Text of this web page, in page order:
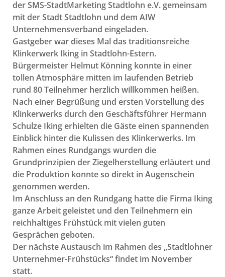
der SMS-StadtMarketing Stadtlohn e.V. gemeinsam
mit der Stadt Stadtlohn und dem AIW
Unternehmensverband eingeladen.
Gastgeber war dieses Mal das traditionsreiche
Klinkerwerk Iking in Stadtlohn-Estern.
Bürgermeister Helmut Könning konnte in einer
tollen Atmosphäre mitten im laufenden Betrieb
rund 80 Teilnehmer herzlich willkommen heißen.
Nach einer Begrüßung und ersten Vorstellung des
Klinkerwerks durch den Geschäftsführer Hermann
Schulze Iking erhielten die Gäste einen spannenden
Einblick hinter die Kulissen des Klinkerwerks. Im
Rahmen eines Rundgangs wurden die
Grundprinzipien der Ziegelherstellung erläutert und
die Produktion konnte so direkt in Augenschein
genommen werden.
Im Anschluss an den Rundgang hatte die Firma Iking
ganze Arbeit geleistet und den Teilnehmern ein
reichhaltiges Frühstück mit vielen guten
Gesprächen geboten.
Der nächste Austausch im Rahmen des „Stadtlohner
Unternehmer-Frühstücks“ findet im November
statt.